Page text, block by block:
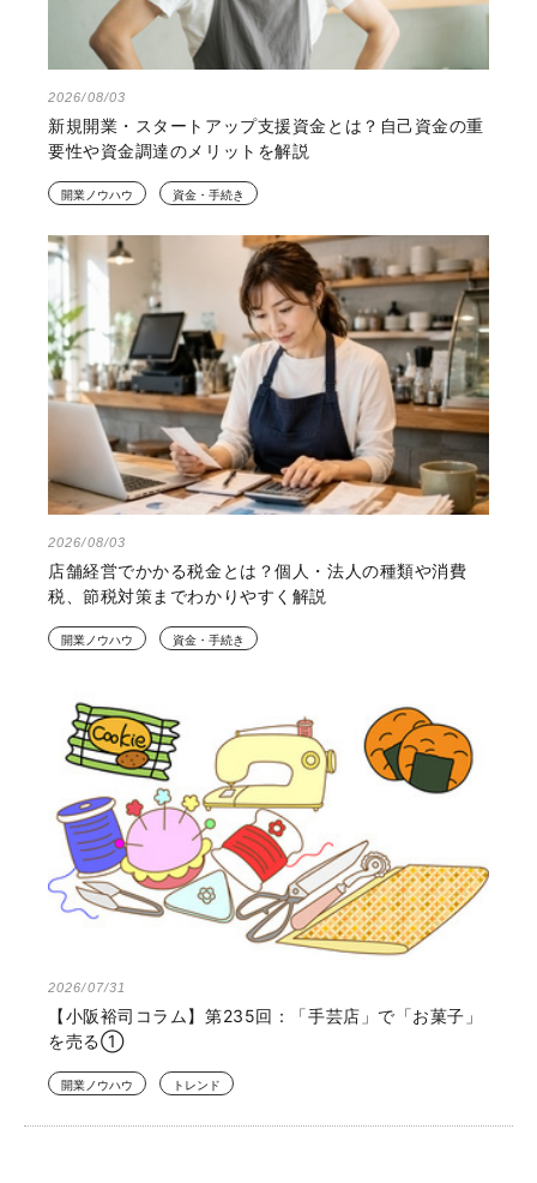
2026/08/03
新規開業・スタートアップ支援資金とは？自己資金の重
要性や資金調達のメリットを解説
開業ノウハウ 資金・手続き
2026/08/03
店舗経営でかかる税金とは？個人・法人の種類や消費
税、節税対策までわかりやすく解説
開業ノウハウ 資金・手続き
2026/07/31
【小阪裕司コラム】第235回：「手芸店」で「お菓子」
を売る①
開業ノウハウ トレンド